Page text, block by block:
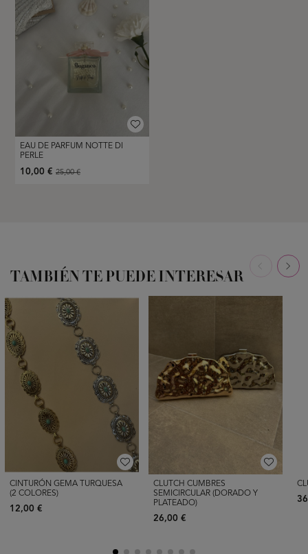
EAU DE PARFUM NOTTE DI
PERLE
10,00 € 25,00 €
TAMBIÉN TE PUEDE INTERESAR
CINTURÓN GEMA TURQUESA
(2 COLORES)
12,00 €
CLUTCH CUMBRES
SEMICIRCULAR (DORADO Y
PLATEADO)
26,00 €